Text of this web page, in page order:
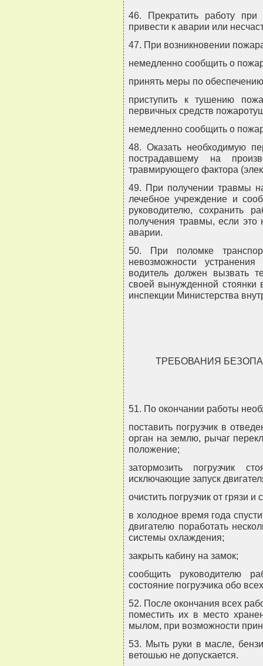
46. Прекратить работу при
привести к аварии или
47. При возникновении
немедленно сообщить о
принять меры по
приступить к тушению
первичных средств
немедленно сообщить о
48. Оказать необходимую
пострадавшему на
травмирующего фактора
49. При получении травмы
лечебное учреждение и
руководителю, сохранить
получения травмы, если
аварии.
50. При поломке
невозможности устранения
водитель должен вызвать
своей вынужденной стоянки
инспекции Министерства
ТРЕБОВАНИЯ
51. По окончании работы
поставить погрузчик в
орган на землю, рычаг
положение;
затормозить погрузчик
исключающие запуск
очистить погрузчик от грязи и
в холодное время года
двигателю поработать
системы охлаждения;
закрыть кабину на замок;
сообщить руководителю
состояние погрузчика обо
52. После окончания всех
поместить их в место
мылом, при возможности
53. Мыть руки в масле,
ветошью не допускается.